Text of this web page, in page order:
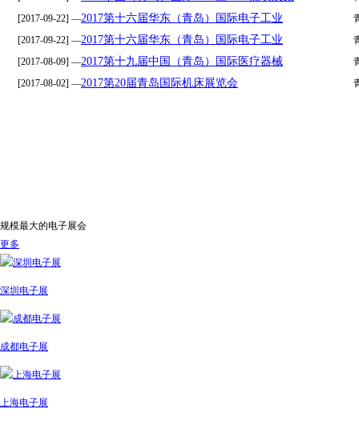
[2017-09-22] —2017第十六届华东（青岛）国际电子工业
[2017-09-22] —2017第十六届华东（青岛）国际电子工业
[2017-08-09] —2017第十九届中国（青岛）国际医疗器械
[2017-08-02] —2017第20届青岛国际机床展览会
规模最大的电子展会
更多
深圳电子展
成都电子展
上海电子展